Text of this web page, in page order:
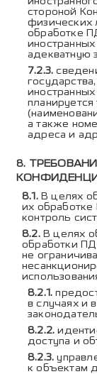
стороной
физических
обработке
адекватную
а также
адреса и
В целях
их
контроль
В целях
обработки
не
в случаях и
доступа и
к объектам